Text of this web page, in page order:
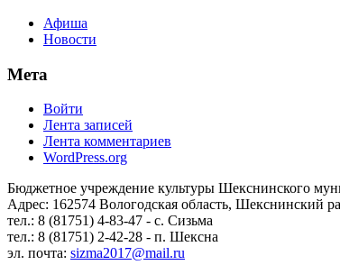
Афиша
Новости
Мета
Войти
Лента записей
Лента комментариев
WordPress.org
Бюджетное учреждение культуры Шекснинского
Адрес: 162574 Вологодская область, Шекснинский
тел.: 8 (81751) 4-83-47 - с. Сизьма
тел.: 8 (81751) 2-42-28 - п. Шексна
эл. почта: sizma2017@mail.ru